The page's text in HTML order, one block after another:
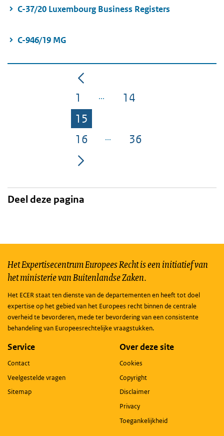
C-37/20 Luxembourg Business Registers
C-946/19 MG
Pagina
1 Pagina
14
Pagina
15
Pagina
16 Pagina
36
Deel deze pagina
Het Expertisecentrum Europees Recht is een initiatief van
het ministerie van Buitenlandse Zaken.
Het ECER staat ten dienste van de departementen en heeft tot doel
expertise op het gebied van het Europees recht binnen de centrale
overheid te bevorderen, mede ter bevordering van een consistente
behandeling van Europeesrechtelijke vraagstukken.
Service
Contact
Veelgestelde vragen
Sitemap
Over deze site
Cookies
Copyright
Disclaimer
Privacy
Toegankelijkheid